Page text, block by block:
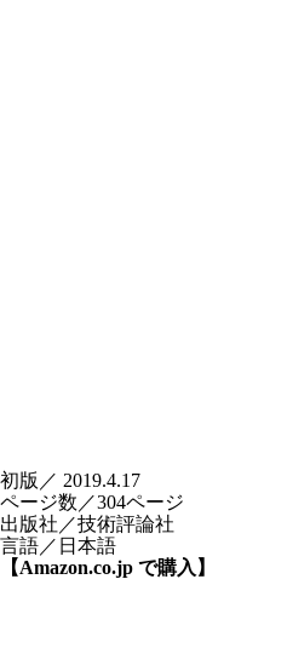
初版／ 2019.4.17
ページ数／304ページ
出版社／技術評論社
言語／日本語
【Amazon.co.jp で購入】